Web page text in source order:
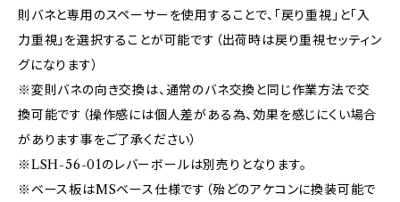
則バネと専用のスペーサーを使用することで、「戻り重視」と「入
力重視」を選択することが可能です（出荷時は戻り重視セッティン
グになります）
※変則バネの向き交換は、通常のバネ交換と同じ作業方法で交
換可能です（操作感には個人差がある為、効果を感じにくい場合
があります事をご了承ください）
※LSH-56-01のレバーボールは別売りとなります。
※ベース板はMSベース仕様です（殆どのアケコンに換装可能で